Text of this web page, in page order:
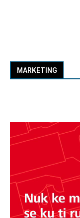
MARKETING